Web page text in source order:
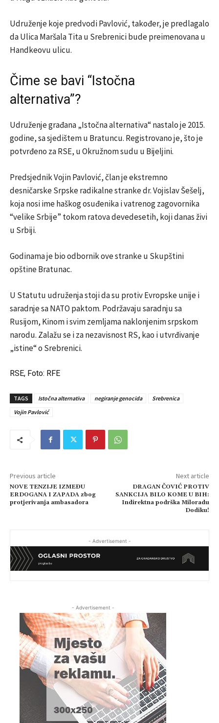
Udruženje koje predvodi Pavlović, također, je predlagalo
da Ulica Maršala Tita u Srebrenici bude preimenovana u
Handkeovu ulicu.
Čime se bavi “Istočna
alternativa”?
Udruženje građana „Istočna alternativa“ nastalo je 2015.
godine, sa sjedištem u Bratuncu. Registrovano je, što je
potvrđeno za RSE, u Okružnom sudu u Bijeljini.
Predsjednik Vojin Pavlović, član je ekstremno
desničarske Srpske radikalne stranke dr. Vojislav Šešelj,
koja nosi ime haškog osuđenika i vatrenog zagovornika
“velike Srbije” tokom ratova devedesetih, koji danas živi
u Srbiji.
Godinama je bio odbornik ove stranke u Skupštini
opštine Bratunac.
U Statutu udruženja stoji da su protiv Evropske unije i
saradnje sa NATO paktom. Podržavaju saradnju sa
Rusijom, Kinom i svim zemljama naklonjenim srpskom
narodu. Zalažu se i za nezavisnost RS, kao i utvrđivanje
„istine“ o Srebrenici.
RSE, Foto: RFE
TAGS Istočna alternativa negiranje genocida
Srebrenica
Vojin Pavlović
Previous article
NOVE TENZIJE IZMEĐU
ERDOGANA I ZAPADA zbog
protjerivanja ambasadora
Next article
DRAGAN ČOVIĆ PROTIV
SANKCIJA BILO KOME U BIH:
Indirektna podrška Miloradu
Dodiku!
- Advertisement -
- Advertisement -